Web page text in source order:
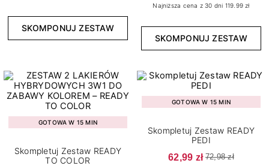
SKOMPONUJ ZESTAW
Najniższa cena z 30 dni 119.99 zł
SKOMPONUJ ZESTAW
GOTOWA W 15 MIN
Skompletuj Zestaw READY
TO COLOR
GOTOWA W 15 MIN
Skompletuj Zestaw READY
PEDI
62,99 zł 72,98 zł